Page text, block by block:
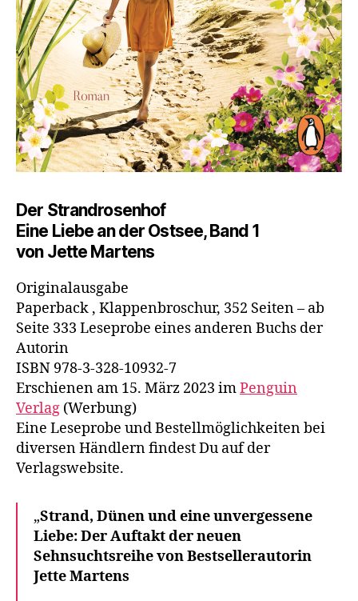
Der Strandrosenhof
Eine Liebe an der Ostsee, Band 1
von Jette Martens
Originalausgabe
Paperback , Klappenbroschur, 352 Seiten – ab
Seite 333 Leseprobe eines anderen Buchs der
Autorin
ISBN 978-3-328-10932-7
Erschienen am 15. März 2023 imPenguin
Verlag (Werbung)
Eine Leseprobe und Bestellmöglichkeiten bei
diversen Händlern findest Du auf der
Verlagswebsite.
„Strand, Dünen und eine unvergessene
Liebe: Der Auftakt der neuen
Sehnsuchtsreihe von Bestsellerautorin
Jette Martens